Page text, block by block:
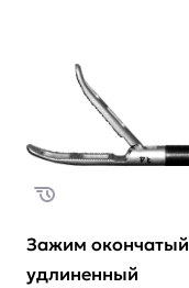
Зажим окончатый
удлиненный